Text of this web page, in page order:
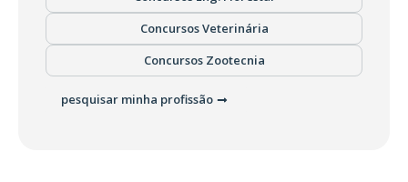
Concursos Veterinária
Concursos Zootecnia
pesquisar minha profissão